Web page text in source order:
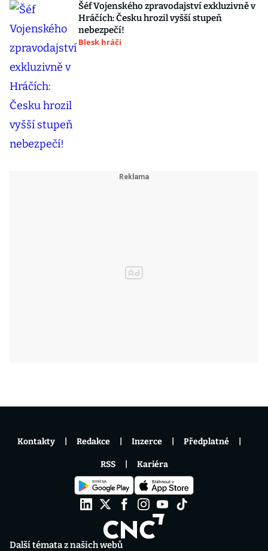
Šéf Vojenského zpravodajství exkluzivně v
Hráčích: Česku hrozil vyšší stupeň
nebezpečí!
Blesk hráči
Další témata z našich webů
Kontakty Redakce Inzerce Předplatné
RSS Kariéra